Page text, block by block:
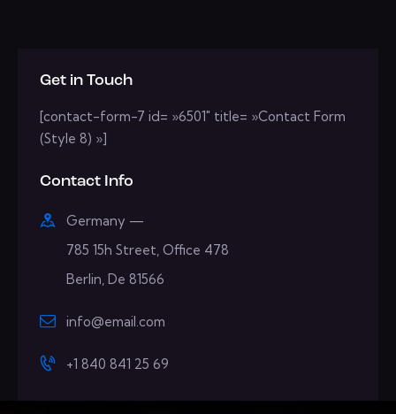
Get in Touch
[contact-form-7 id= »6501″ title= »Contact Form
(Style 8) »]
Contact Info
Germany —
785 15h Street, Office 478
Berlin, De 81566
info@email.com
+1 840 841 25 69